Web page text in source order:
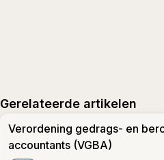
Gerelateerde artikelen
Verordening gedrags- en
accountants (VGBA)